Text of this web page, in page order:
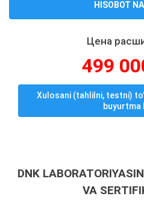
HISOBOT
Цена
499
Xulosani (tahlilni, testni)
buyurtma
DNK
VA